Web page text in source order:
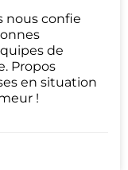
nous confie
de
Propos
en situation
!